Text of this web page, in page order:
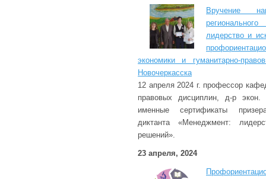
Вручение
лидерство и
экономики и гуманитарно-
Новочеркасска
12 апреля 2024 г. профессор
правовых дисциплин, д-р
именные сертификаты
диктанта «Менеджмент:
решений».
23 апреля, 2024